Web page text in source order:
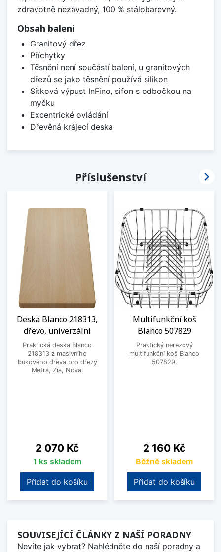
zdravotně nezávadný, 100 % stálobarevný.
Obsah balení
Granitový dřez
Příchytky
Těsnění není součástí balení, u granitových
dřezů se jako těsnění používá silikon
Sítková výpust InFino, sifon s odbočkou na
myčku
Excentrické ovládání
Dřevěná krájecí deska
Příslušenství
Deska Blanco 218313,
dřevo, univerzální
Praktická deska Blanco
218313 z masivního
bukového dřeva pro dřezy
Metra, Zia, Nova.
Cena
2 070 Kč
1 ks skladem
Přidat do košíku
Multifunkční koš
Blanco 507829
Praktický nerezový
multifunkční koš Blanco
507829.
Cena
2 160 Kč
Běžně skladem
Přidat do košíku

SOUVISEJÍCÍ ČLÁNKY Z NAŠÍ PORADNY
Nevíte jak vybrat? Nahlédněte do naší poradny a